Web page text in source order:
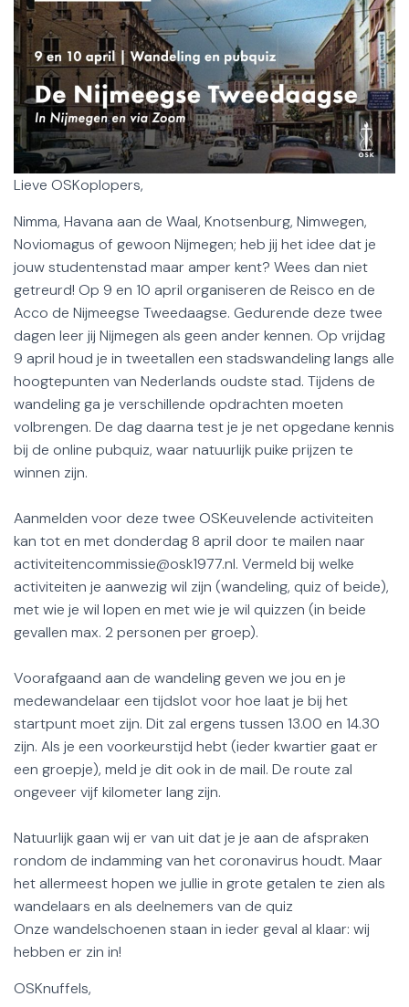
Lieve OSKoplopers,
Nimma, Havana aan de Waal, Knotsenburg, Nimwegen,
Noviomagus of gewoon Nijmegen; heb jij het idee dat je
jouw studentenstad maar amper kent? Wees dan niet
getreurd! Op 9 en 10 april organiseren de Reisco en de
Acco de Nijmeegse Tweedaagse. Gedurende deze twee
dagen leer jij Nijmegen als geen ander kennen. Op vrijdag
9 april houd je in tweetallen een stadswandeling langs alle
hoogtepunten van Nederlands oudste stad. Tijdens de
wandeling ga je verschillende opdrachten moeten
volbrengen. De dag daarna test je je net opgedane kennis
bij de online pubquiz, waar natuurlijk puike prijzen te
winnen zijn.
Aanmelden voor deze twee OSKeuvelende activiteiten
kan tot en met donderdag 8 april door te mailen naar
activiteitencommissie@osk1977.nl. Vermeld bij welke
activiteiten je aanwezig wil zijn (wandeling, quiz of beide),
met wie je wil lopen en met wie je wil quizzen (in beide
gevallen max. 2 personen per groep).
Voorafgaand aan de wandeling geven we jou en je
medewandelaar een tijdslot voor hoe laat je bij het
startpunt moet zijn. Dit zal ergens tussen 13.00 en 14.30
zijn. Als je een voorkeurstijd hebt (ieder kwartier gaat er
een groepje), meld je dit ook in de mail. De route zal
ongeveer vijf kilometer lang zijn.
Natuurlijk gaan wij er van uit dat je je aan de afspraken
rondom de indamming van het coronavirus houdt. Maar
het allermeest hopen we jullie in grote getalen te zien als
wandelaars en als deelnemers van de quiz
Onze wandelschoenen staan in ieder geval al klaar: wij
hebben er zin in!
OSKnuffels,